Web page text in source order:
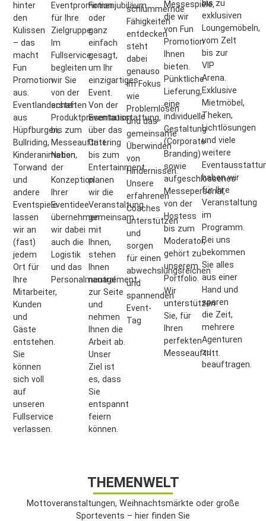
hinter
den
Kulissen
– das
macht
Fun
Promotion
aus.
Eventlandschaften
aus
Hüpfburgen,
Bullriding,
Kinderanimation,
Torwand
und
andere
Eventspiele
lassen
wir an
(fast)
jedem
Ort für
Ihre
Mitarbeiter,
Kunden
und
Gäste
entstehen.
Sie
können
sich voll
auf
unseren
Fullservice
verlassen.
Eventpromotion
für Ihre
Zielgruppe.
Im
Fullservice
begleiten
wir Sie
von der
ersten
Produktpräsentation
bis zum
Messeauftritt.
Neben
der
Konzeption
Ihrer
Eventidee
übernehmen
wir dabei
auch die
Logistik
und das
Personalmanagement.
Firmenjubiläum
oder
ganz
einfach
gesagt,
um Ihr
einzigartiges
Event.
Von der
Eventausstattung,
über das
Catering
bis zum
Entertainment
planen
wir die
Veranstaltung
gemeinsam
mit
Ihnen,
stehen
Ihnen
neutral
zur Seite
und
nehmen
Ihnen die
Arbeit ab.
Unser
Ziel ist
es, dass
Sie
entspannt
feiern
können.
schlummernde
Fähigkeiten
entdecken
steht
dabei
genauso
im Fokus
wie
Problemlösen
und das
gemeinsame
Überwinden
von
Hindernissen.
Unsere
erfahrenen
Coaches
unterstützen
und
sorgen
für einen
abwechslungsreichen
und
spannenden
Event-
Tag
Messespiele,
die wir
von Fun
Promotion
Ihnen
bieten.
Pünktliche
Lieferung,
eine
individuelle
Gestaltung
(Corporate
Branding)
sowie
aufgeschlossenes
Messepersonal,
von der
Hostess
bis zum
Moderator,
gehört zu
unserem
Portfolio.
Wir
unterstützen
Sie, für
Ihren
perfekten
Messeauftritt.
bis zu
exklusiven
Loungemöbeln,
vom Zelt
bis zur
VIP
Arena.
Exklusive
Mietmöbel,
Theken,
Lichtlösungen
und viele
weitere
haben wir
für Ihre
Veranstaltung
im
Programm.
Bei uns
bekommen
Sie alles
aus einer
Hand und
sparen
die Zeit,
mehrere
Agenturen
zu
beauftragen.
THEMENWELT
Mottoveranstaltungen, Weihnachtsmärkte oder große
Sportevents – hier finden Sie